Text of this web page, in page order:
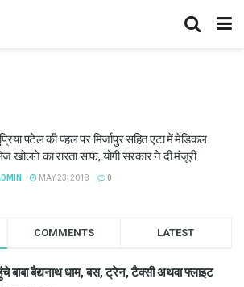
पटेल की पहल पर मिर्जापुर सहित एटा में मेडिकल
खोलने का रास्ता साफ, योगी सरकार ने दी मंजूरी
MAY 23, 2018 0
COMMENTS LATEST
बाबा बैद्यनाथ धाम, बस, ट्रेन, टैक्सी अथवा फ्लाइट